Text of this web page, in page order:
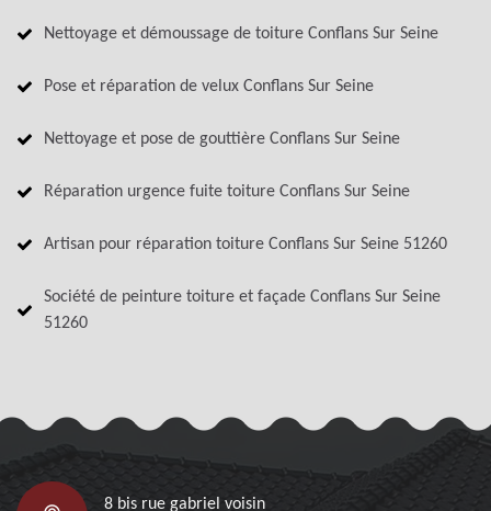
Nettoyage et démoussage de toiture Conflans Sur Seine
Pose et réparation de velux Conflans Sur Seine
Nettoyage et pose de gouttière Conflans Sur Seine
Réparation urgence fuite toiture Conflans Sur Seine
Artisan pour réparation toiture Conflans Sur Seine 51260
Société de peinture toiture et façade Conflans Sur Seine
51260
8 bis rue gabriel voisin